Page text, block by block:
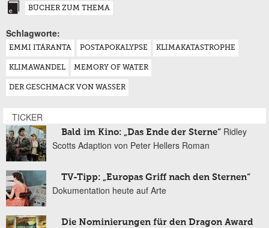
BÜCHER ZUM THEMA
Schlagworte:
EMMI ITÄRANTA POSTAPOKALYPSE KLIMAKATASTROPHE
KLIMAWANDEL MEMORY OF WATER
DER GESCHMACK VON WASSER
TICKER
Bald im Kino: „Das Ende der Sterne“ Ridley
Scotts Adaption von Peter Hellers Roman
TV-Tipp: „Europas Griff nach den Sternen“
Dokumentation heute auf Arte
Die Nominierungen für den Dragon Award